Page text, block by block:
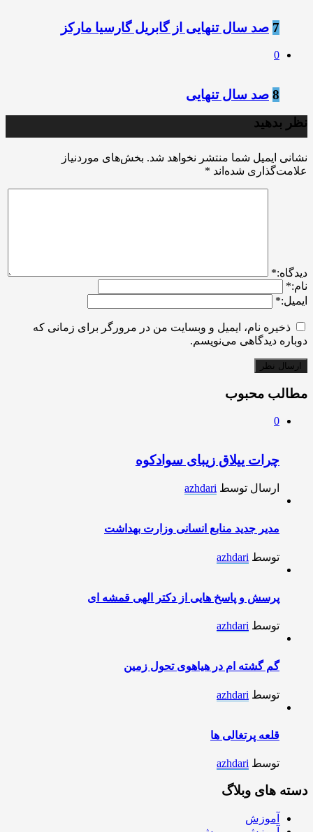
7 صد سال تنهایی از گابریل گارسیا مارکز
0
8 صد سال تنهایی
نظر بدهید
نشانی ایمیل شما منتشر نخواهد شد. بخش‌های موردنیاز
علامت‌گذاری شده‌اند *
ديدگاه:*
نام:*
ایمیل:*
ذخیره نام، ایمیل و وبسایت من در مرورگر برای زمانی که
دوباره دیدگاهی می‌نویسم.
مطالب محبوب
0
چرات ییلاق زیبای سوادکوه
ارسال توسط azhdari
مدیر جدید منابع انسانی وزارت بهداشت
توسط azhdari
پرسش و پاسخ هایی از دکتر الهی قمشه ای
توسط azhdari
گم گشته ام در هیاهوی تحول زمین
توسط azhdari
قلعه پرتغالی ها
توسط azhdari
دسته های وبلاگ
آموزش